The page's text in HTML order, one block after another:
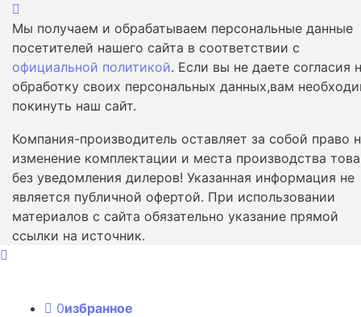
Мы получаем и обрабатываем персональные данные
посетителей нашего сайта в соответствии с
официальной политикой. Если вы не даете согласия
обработку своих персональных данных,вам
покинуть наш сайт.
Компания-производитель оставляет за собой право
изменение комплектации и места производства
без уведомления дилеров! Указанная информация не
является публичной офертой. При использовании
материалов с сайта обязательно указание прямой
ссылки на источник.
0избранное